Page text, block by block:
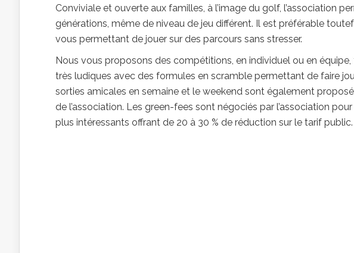
Conviviale et ouverte aux familles, à l’image du golf, l’association
générations, même de niveau de jeu différent. Il est préférable
vous permettant de jouer sur des parcours sans stresser.
Nous vous proposons des compétitions, en individuel ou en
très ludiques avec des formules en scramble permettant de faire
sorties amicales en semaine et le weekend sont également
de l’association. Les green-fees sont négociés par l’association
plus intéressants offrant de 20 à 30 % de réduction sur le tarif public.